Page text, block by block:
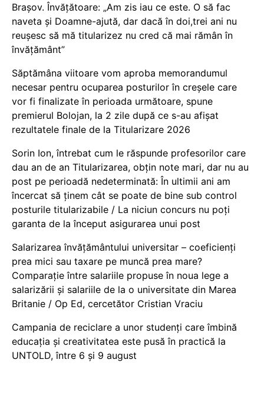
Brașov. Învățătoare: „Am zis iau ce este. O să fac
naveta și Doamne-ajută, dar dacă în doi,trei ani nu
reușesc să mă titularizez nu cred că mai rămân în
învățământ”
Săptămâna viitoare vom aproba memorandumul
necesar pentru ocuparea posturilor în creșele care
vor fi finalizate în perioada următoare, spune
premierul Bolojan, la 2 zile după ce s-au afișat
rezultatele finale de la Titularizare 2026
Sorin Ion, întrebat cum le răspunde profesorilor care
dau an de an Titularizarea, obțin note mari, dar nu au
post pe perioadă nedeterminată: În ultimii ani am
încercat să ținem cât se poate de bine sub control
posturile titularizabile / La niciun concurs nu poți
garanta de la început asigurarea unui post
Salarizarea învățământului universitar – coeficienți
prea mici sau taxare pe muncă prea mare?
Comparație între salariile propuse în noua lege a
salarizării și salariile de la o universitate din Marea
Britanie / Op Ed, cercetător Cristian Vraciu
Campania de reciclare a unor studenți care îmbină
educația și creativitatea este pusă în practică la
UNTOLD, între 6 și 9 august